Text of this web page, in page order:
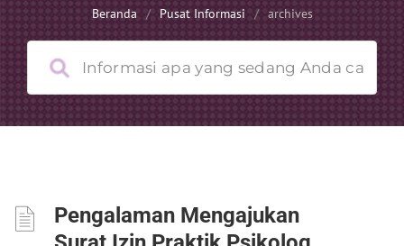
Beranda / Pusat Informasi / archives
Pengalaman Mengajukan